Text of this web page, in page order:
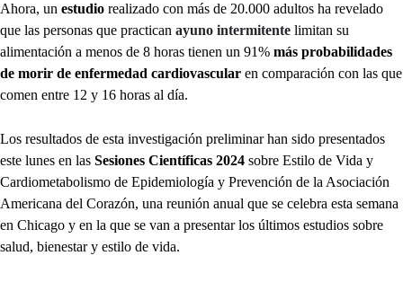
Ahora, un estudio realizado con más de 20.000 adultos ha revelado
que las personas que practican ayuno intermitente limitan su
alimentación a menos de 8 horas tienen un 91% más probabilidades
de morir de enfermedad cardiovascular en comparación con las que
comen entre 12 y 16 horas al día.
Los resultados de esta investigación preliminar han sido presentados
este lunes en las Sesiones Científicas 2024 sobre Estilo de Vida y
Cardiometabolismo de Epidemiología y Prevención de la Asociación
Americana del Corazón, una reunión anual que se celebra esta semana
en Chicago y en la que se van a presentar los últimos estudios sobre
salud, bienestar y estilo de vida.